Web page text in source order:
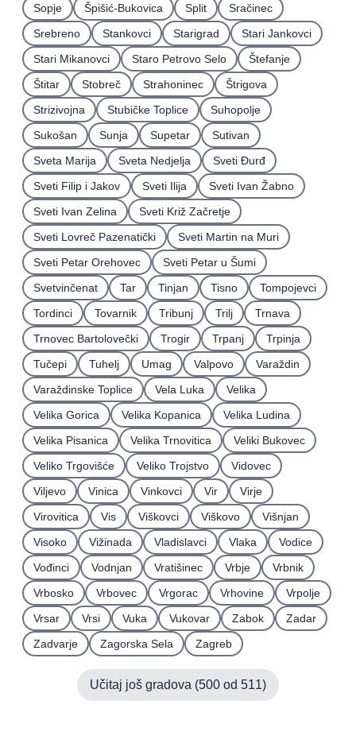
Sopje
Špišić-Bukovica Split
Sračinec
Srebreno
Stankovci Starigrad
Stari Jankovci
Stari Mikanovci
Staro Petrovo Selo
Štefanje
Štitar
Stobreč Strahoninec
Štrigova
Strizivojna
Stubičke Toplice
Suhopolje
Sukošan
Sunja Supetar
Sutivan
Sveta Marija
Sveta Nedjelja
Sveti Ðurđ
Sveti Filip i Jakov
Sveti Ilija
Sveti Ivan Žabno
Sveti Ivan Zelina
Sveti Križ Začretje
Sveti Lovreč Pazenatički
Sveti Martin na Muri
Sveti Petar Orehovec
Sveti Petar u Šumi
Svetvinčenat
Tar Tinjan Tisno
Tompojevci
Tordinci
Tovarnik Tribunj Trilj
Trnava
Trnovec Bartolovečki
Trogir Trpanj
Trpinja
Tučepi
Tuhelj Umag Valpovo
Varaždin
Varaždinske Toplice
Vela Luka
Velika
Velika Gorica
Velika Kopanica
Velika Ludina
Velika Pisanica
Velika Trnovitica
Veliki Bukovec
Veliko Trgovišće
Veliko Trojstvo
Vidovec
Viljevo
Vinica Vinkovci Vir
Virje
Virovitica
Vis Viškovci Viškovo
Višnjan
Visoko
Vižinada Vladislavci Vlaka
Vodice
Vođinci
Vodnjan Vratišinec Vrbje
Vrbnik
Vrbosko
Vrbovec Vrgorac Vrhovine
Vrpolje
Vrsar
Vrsi Vuka Vukovar Zabok
Zadar
Zadvarje
Zagorska Sela Zagreb
Učitaj još gradova (500 od 511)